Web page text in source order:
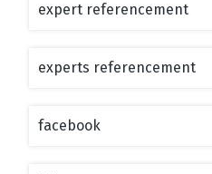
expert referencement
experts referencement
facebook